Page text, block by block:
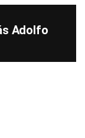
Adolfo